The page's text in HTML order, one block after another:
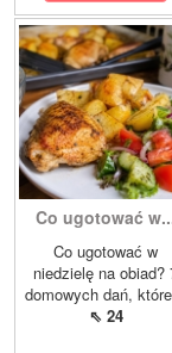
Co ugotować
Co ugotować w
niedzielę na obiad?
domowych dań,
⇖ 24